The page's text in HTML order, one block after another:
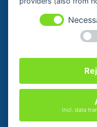
Cookie-
KONTAKT
incl. data